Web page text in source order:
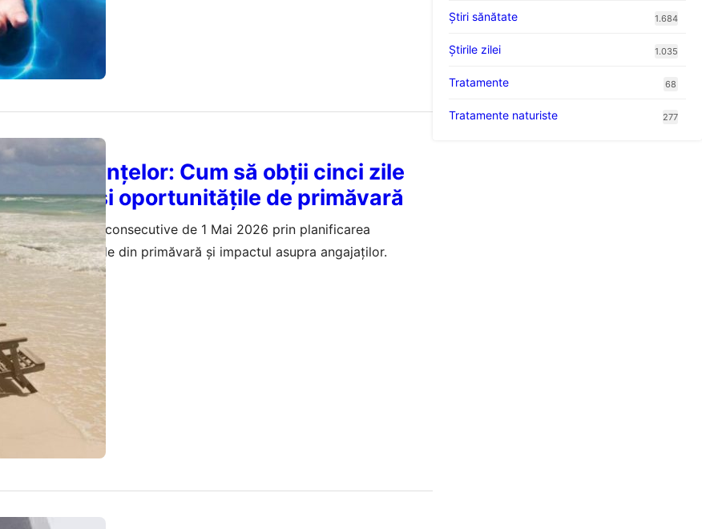
minivacanțelor: Cum să obții cinci zile
2026 și oportunitățile de primăvară
cinci zile libere consecutive de 1 Mai 2026 prin planificarea
oportunitățile din primăvară și impactul asupra angajaților.
2026
Ştiri sănătate 1.684
Știrile zilei 1.035
Tratamente 68
Tratamente naturiste 277